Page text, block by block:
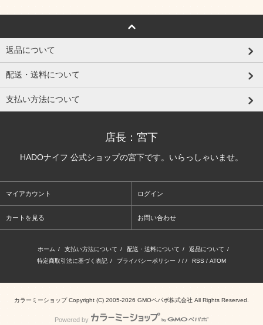
返品について
配送・送料について
支払い方法について
店長：宮下
HADOナイフ 公式ショップの宮下です。いらっしゃいませ。
マイアカウント ログイン
カートを見る お問い合わせ
ホーム / 支払い方法について / 配送・送料について / 返品について /
特定商取引法に基づく表記 / プライバシーポリシー / / / RSS / ATOM
カラーミーショップCopyright (C) 2005-2026 GMOペパボ株式会社 All Rights Reserved.
Powered by